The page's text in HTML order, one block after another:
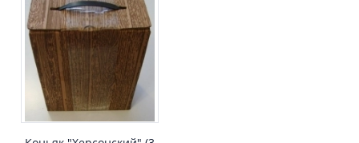
Быстрый просмотр